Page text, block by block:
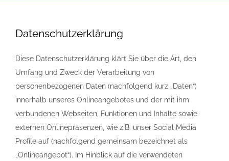
Datenschutzerklärung
Diese Datenschutzerklärung klärt Sie über die Art, den
Umfang und Zweck der Verarbeitung von
personenbezogenen Daten (nachfolgend kurz „Daten“)
innerhalb unseres Onlineangebotes und der mit ihm
verbundenen Webseiten, Funktionen und Inhalte sowie
externen Onlinepräsenzen, wie z.B. unser Social Media
Profile auf (nachfolgend gemeinsam bezeichnet als
„Onlineangebot“). Im Hinblick auf die verwendeten